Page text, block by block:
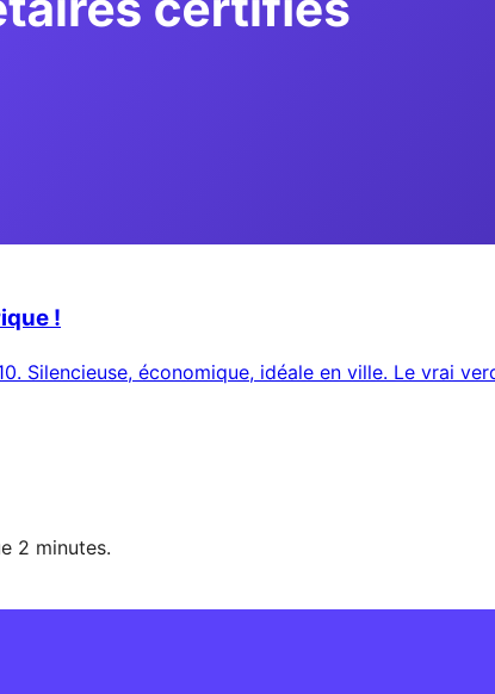
!
Silencieuse, économique, idéale en ville. Le vrai
2 minutes.